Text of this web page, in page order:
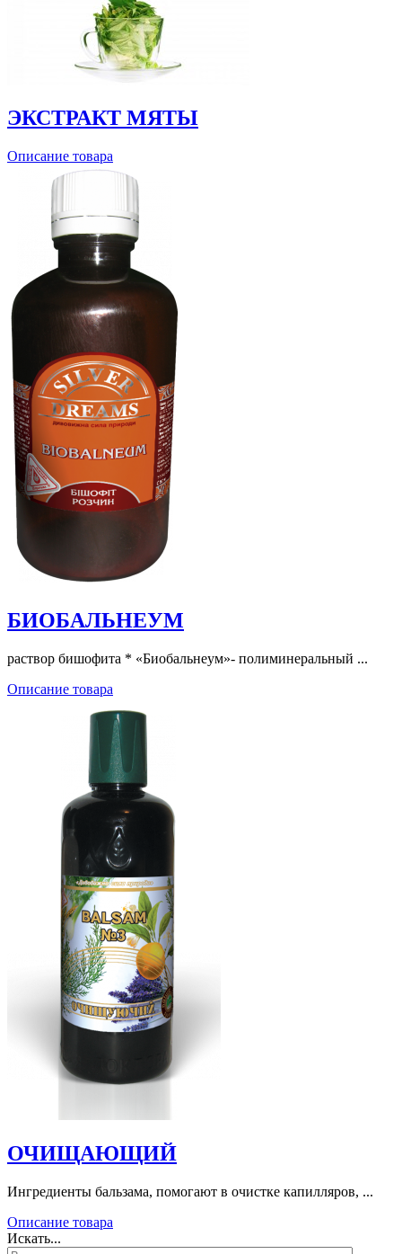
ЭКСТРАКТ МЯТЫ
Описание товара
БИОБАЛЬНЕУМ
раствор бишофита * «Биобальнеум»- полиминеральный ...
Описание товара
ОЧИЩАЮЩИЙ
Ингредиенты бальзама, помогают в очистке капилляров, ...
Описание товара
Искать...